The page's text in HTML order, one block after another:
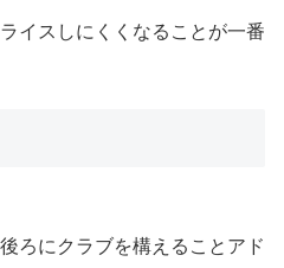
イスしにくくなることが一番
ろにクラブを構えることアド